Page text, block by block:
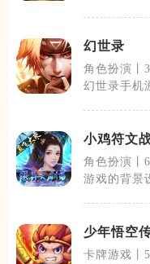
幻世录
角色扮演丨
幻世录手机
小鸡符文
角色扮演丨
游戏的背景
少年悟空
卡牌游戏丨